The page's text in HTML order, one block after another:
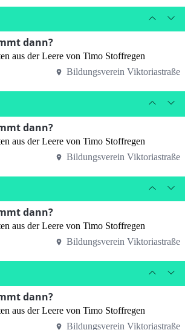
dann?
aus der Leere von Timo Stoffregen
Bildungsverein Viktoriastraße
dann?
aus der Leere von Timo Stoffregen
Bildungsverein Viktoriastraße
dann?
aus der Leere von Timo Stoffregen
Bildungsverein Viktoriastraße
dann?
aus der Leere von Timo Stoffregen
Bildungsverein Viktoriastraße